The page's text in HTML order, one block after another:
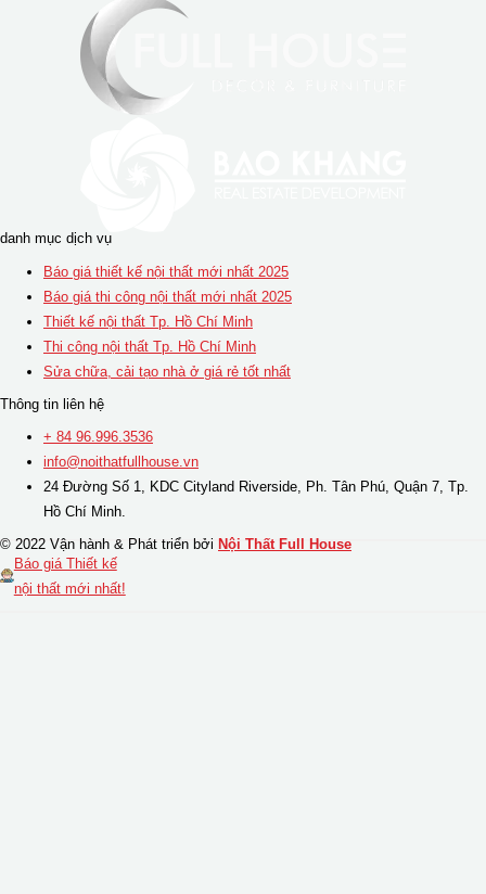
danh mục dịch vụ
Báo giá thiết kế nội thất mới nhất 2025
Báo giá thi công nội thất mới nhất 2025
Thiết kế nội thất Tp. Hồ Chí Minh
Thi công nội thất Tp. Hồ Chí Minh
Sửa chữa, cải tạo nhà ở giá rẻ tốt nhất
Thông tin liên hệ
+ 84 96.996.3536
info@noithatfullhouse.vn
24 Đường Số 1, KDC Cityland Riverside, Ph. Tân Phú, Quận 7, Tp.
Hồ Chí Minh.
© 2022 Vận hành & Phát triển bởi Nội Thất Full House
Báo giá Thiết kế
nội thất mới nhất!